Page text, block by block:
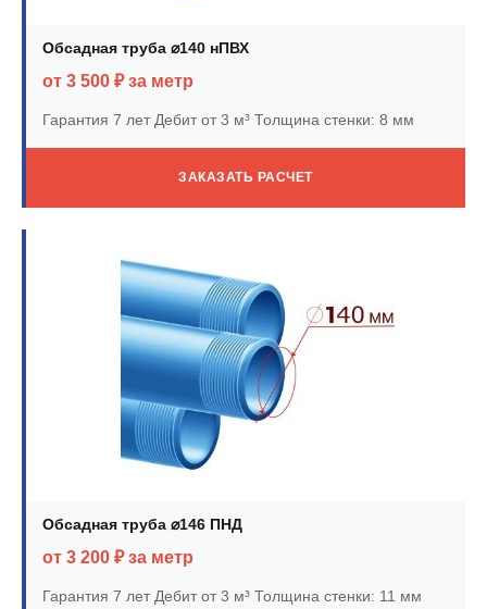
Обсадная труба ⌀140 нПВХ
от 3 500 ₽ за метр
Гарантия 7 летДебит от 3 м³ Толщина стенки: 8 мм
ЗАКАЗАТЬ РАСЧЕТ
Обсадная труба ⌀146 ПНД
от 3 200 ₽ за метр
Гарантия 7 летДебит от 3 м³ Толщина стенки: 11 мм